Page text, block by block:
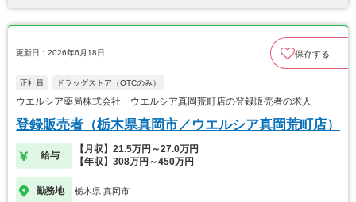
更新日：2026年6月18日 保存する
正社員 ドラッグストア（OTCのみ）
ウエルシア薬局株式会社 ウエルシア真岡荒町店の登録販売者の求人
登録販売者（栃木県真岡市／ウエルシア真岡荒町店）
給与
【月収】21.5万円～27.0万円
【年収】308万円～450万円
勤務地 栃木県 真岡市